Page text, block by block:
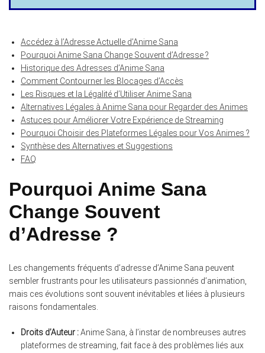
Accédez à l’Adresse Actuelle d’Anime Sana
Pourquoi Anime Sana Change Souvent d’Adresse ?
Historique des Adresses d’Anime Sana
Comment Contourner les Blocages d’Accès
Les Risques et la Légalité d’Utiliser Anime Sana
Alternatives Légales à Anime Sana pour Regarder des Animes
Astuces pour Améliorer Votre Expérience de Streaming
Pourquoi Choisir des Plateformes Légales pour Vos Animes ?
Synthèse des Alternatives et Suggestions
FAQ
Pourquoi Anime Sana
Change Souvent
d’Adresse ?
Les changements fréquents d’adresse d’Anime Sana peuvent
sembler frustrants pour les utilisateurs passionnés d’animation,
mais ces évolutions sont souvent inévitables et liées à plusieurs
raisons fondamentales.
Droits d’Auteur :Anime Sana, à l’instar de nombreuses autres
plateformes de streaming, fait face à des problèmes liés aux